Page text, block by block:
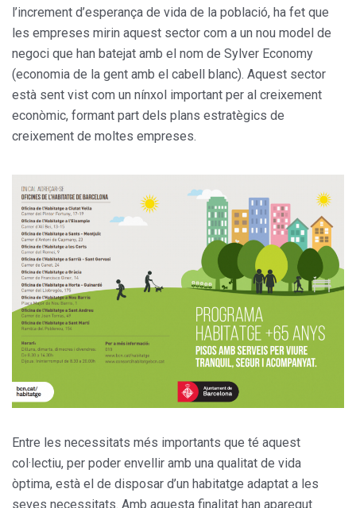
l’increment d’esperança de vida de la població, ha fet que
les empreses mirin aquest sector com a un nou model de
negoci que han batejat amb el nom de Sylver Economy
(economia de la gent amb el cabell blanc). Aquest sector
està sent vist com un nínxol important per al creixement
econòmic, formant part dels plans estratègics de
creixement de moltes empreses.
Entre les necessitats més importants que té aquest
col·lectiu, per poder envellir amb una qualitat de vida
òptima, està el de disposar d’un habitatge adaptat a les
seves necessitats. Amb aquesta finalitat han aparegut